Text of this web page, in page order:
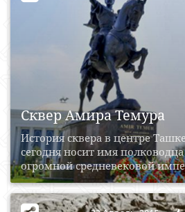
Сквер Амира Темура
История сквера в центре
сегодня носит имя
огромной средневековой